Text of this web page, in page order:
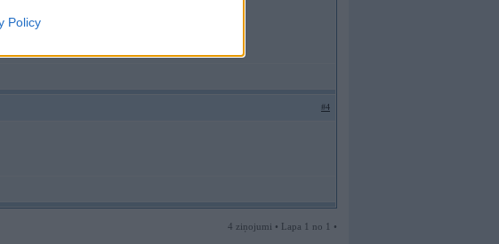
Policy
#4
4 ziņojumi • Lapa 1 no 1 •